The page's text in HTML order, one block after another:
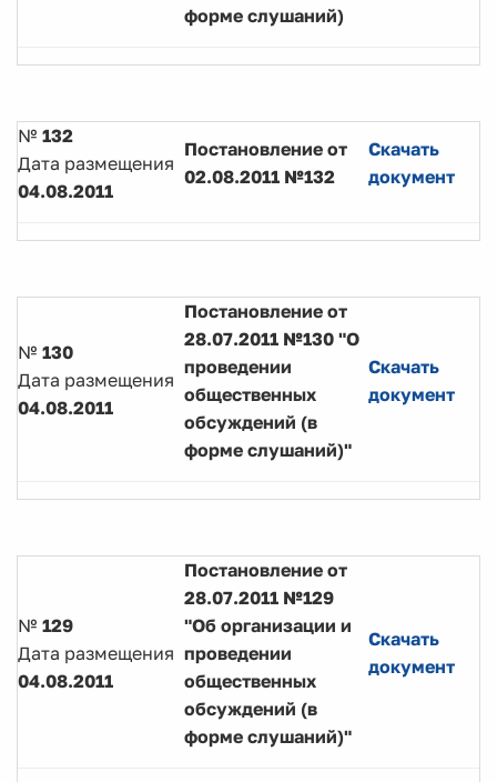
форме слушаний)
№ 132
Дата размещения
04.08.2011
Постановление от
02.08.2011 №132
Скачать
документ
№ 130
Дата размещения
04.08.2011
Постановление от
28.07.2011 №130 "О
проведении
общественных
обсуждений (в
форме слушаний)"
Скачать
документ
№ 129
Дата размещения
04.08.2011
Постановление от
28.07.2011 №129
"Об организации и
проведении
общественных
обсуждений (в
форме слушаний)"
Скачать
документ